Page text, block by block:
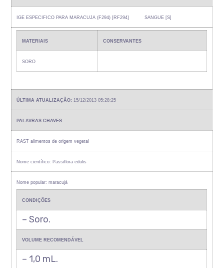
IGE ESPECIFICO PARA MARACUJA (F294) [RF294] SANGUE [S]
MATERIAIS CONSERVANTES
SORO
ÚLTIMA ATUALIZAÇÃO: 15/12/2013 05:28:25
PALAVRAS CHAVES
RAST alimentos de origem vegetal
Nome científico: Passiflora edulis
Nome popular: maracujá
CONDIÇÕES
– Soro.
VOLUME RECOMENDÁVEL
– 1,0 mL.